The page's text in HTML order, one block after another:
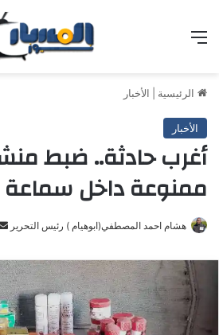
الرئيسية الأخبار
الأخبار
أغرب حادثة.. ضبط
ممنوعة داخل سماعة
هشام احمد المصطفي(ابوهيام ) رئيس التحرير